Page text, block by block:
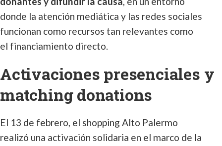
donde la atención mediática y las redes sociales
funcionan como recursos tan relevantes como
el financiamiento directo.
Activaciones presenciales y
matching donations
El 13 de febrero, el shopping Alto Palermo
realizó una activación solidaria en el marco de la